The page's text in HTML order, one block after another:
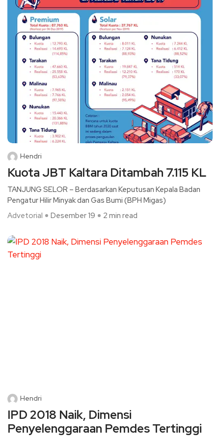
Hendri
Kuota JBT Kaltara Ditambah 7.115 KL
TANJUNG SELOR – Berdasarkan Keputusan Kepala Badan
Pengatur Hilir Minyak dan Gas Bumi (BPH Migas)
Advetorial
Desember 19 2 min read
Hendri
IPD 2018 Naik, Dimensi
Penyelenggaraan Pemdes Tertinggi